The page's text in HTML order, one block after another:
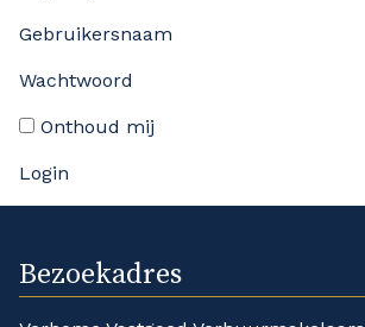
Gebruikersnaam
Wachtwoord
Onthoud mij
Bezoekadres